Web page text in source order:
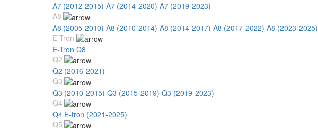
A7 (2012-2015) A7 (2014-2020) A7 (2019-2023)
A8
A8 (2005-2010) A8 (2010-2014) A8 (2014-2017) A8 (2017-2022) A8 (2023-2025)
E-Tron
E-Tron Q8
Q2
Q2 (2016-2021)
Q3
Q3 (2010-2015) Q3 (2015-2019) Q3 (2019-2023)
Q4
Q4 E-tron (2021-2025)
Q5